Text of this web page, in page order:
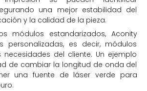
una mejor estabilidad del
y la calidad de la pieza.
módulos estandarizados, Aconity
personalizadas, es decir, módulos
del cliente. Un ejemplo
de cambiar la longitud de onda del
una fuente de láser verde para